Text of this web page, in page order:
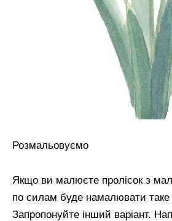
Розмальовуємо
Якщо ви малюєте пролісок з
по силам буде намалювати таке
Запропонуйте інший варіант.